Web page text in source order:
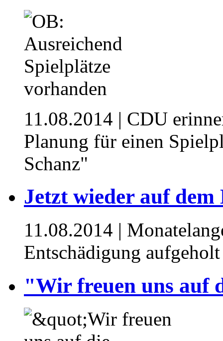
11.08.2014 | CDU
Planung für einen
Schanz"
Jetzt wieder auf dem
11.08.2014 |
Entschädigung
"Wir freuen uns auf